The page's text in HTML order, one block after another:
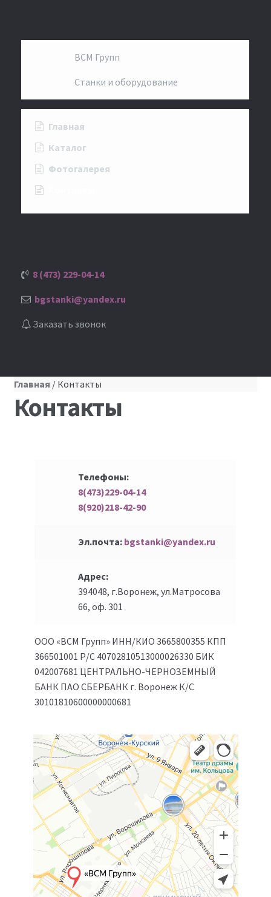
ВСМ Групп
Станки и оборудование
Главная
Каталог
Фотогалерея
8 (473) 229-04-14
bgstanki@yandex.ru
Заказать звонок
Главная / Контакты
Контакты
Телефоны:
8(473)229-04-14
8(920)218-42-90
Эл.почта: bgstanki@yandex.ru
Адрес:
394048, г.Воронеж, ул.Матросова
66, оф. 301
ООО «ВСМ Групп» ИНН/КИО 3665800355 КПП
366501001 Р/С 40702810513000026330 БИК
042007681 ЦЕНТРАЛЬНО-ЧЕРНОЗЕМНЫЙ
БАНК ПАО СБЕРБАНК г. Воронеж К/С
30101810600000000681